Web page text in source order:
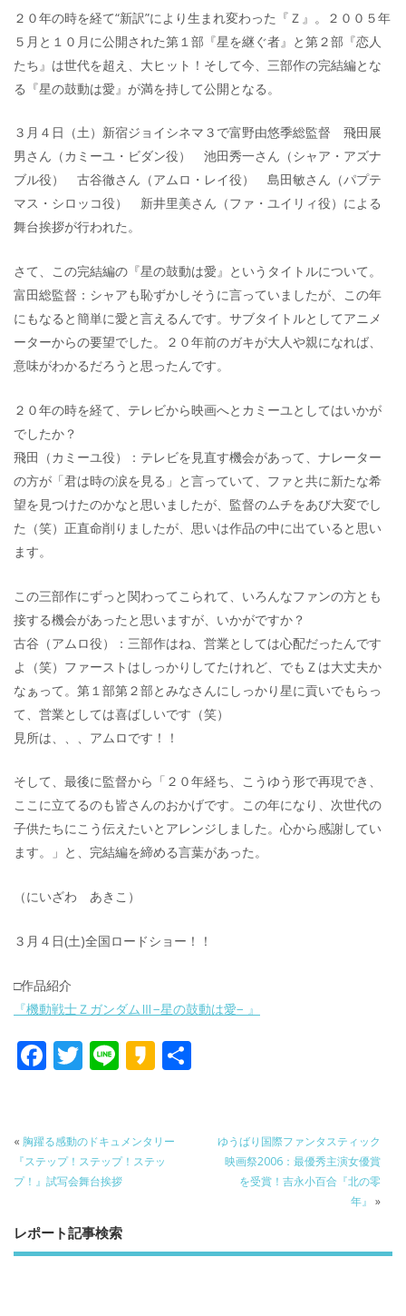
２０年の時を経て“新訳”により生まれ変わった『Ｚ』。２００５年
５月と１０月に公開された第１部『星を継ぐ者』と第２部『恋人
たち』は世代を超え、大ヒット！そして今、三部作の完結編とな
る『星の鼓動は愛』が満を持して公開となる。
３月４日（土）新宿ジョイシネマ３で富野由悠季総監督 飛田展
男さん（カミーユ・ビダン役） 池田秀一さん（シャア・アズナ
ブル役） 古谷徹さん（アムロ・レイ役） 島田敏さん（パプテ
マス・シロッコ役） 新井里美さん（ファ・ユイリィ役）による
舞台挨拶が行われた。
さて、この完結編の『星の鼓動は愛』というタイトルについて。
富田総監督：シャアも恥ずかしそうに言っていましたが、この年
にもなると簡単に愛と言えるんです。サブタイトルとしてアニメ
ーターからの要望でした。２０年前のガキが大人や親になれば、
意味がわかるだろうと思ったんです。
２０年の時を経て、テレビから映画へとカミーユとしてはいかが
でしたか？
飛田（カミーユ役）：テレビを見直す機会があって、ナレーター
の方が「君は時の涙を見る」と言っていて、ファと共に新たな希
望を見つけたのかなと思いましたが、監督のムチをあび大変でし
た（笑）正直命削りましたが、思いは作品の中に出ていると思い
ます。
この三部作にずっと関わってこられて、いろんなファンの方とも
接する機会があったと思いますが、いかがですか？
古谷（アムロ役）：三部作はね、営業としては心配だったんです
よ（笑）ファーストはしっかりしてたけれど、でもＺは大丈夫か
なぁって。第１部第２部とみなさんにしっかり星に貢いでもらっ
て、営業としては喜ばしいです（笑）
見所は、、、アムロです！！
そして、最後に監督から「２０年経ち、こうゆう形で再現でき、
ここに立てるのも皆さんのおかげです。この年になり、次世代の
子供たちにこう伝えたいとアレンジしました。心から感謝してい
ます。」と、完結編を締める言葉があった。
（にいざわ あきこ）
３月４日(土)全国ロードショー！！
□作品紹介
『機動戦士ＺガンダムⅢ−星の鼓動は愛− 』
F
b
o
o
k
T
er
Li K
a
o
« 胸躍る感動のドキュメンタリー
『ステップ！ステップ！ステッ
プ！』試写会舞台挨拶
ゆうばり国際ファンタスティック
映画祭2006：最優秀主演女優賞
を受賞！吉永小百合『北の零
年』 »
レポート記事検索